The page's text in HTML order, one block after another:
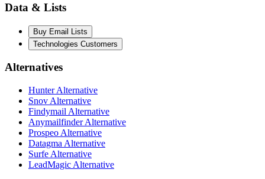
Data & Lists
Buy Email Lists
Technologies Customers
Alternatives
Hunter Alternative
Snov Alternative
Findymail Alternative
Anymailfinder Alternative
Prospeo Alternative
Datagma Alternative
Surfe Alternative
LeadMagic Alternative